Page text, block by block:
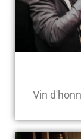
Vin